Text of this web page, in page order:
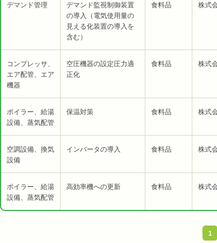
デマンド管理
デマンド監視制御装置
の導入（電気使用量の
見える化装置の導入を
含む）
食料品 株式
コンプレッサ、
エア配管、エア
機器
空圧機器の設定圧力適
正化
食料品 株式
ボイラー、給湯
設備、蒸気配管
保温対策 食料品 株式
空調設備、換気
設備
インバータの導入 食料品 株式
ボイラー、給湯
設備、蒸気配管
高効率機への更新 食料品 株式
1